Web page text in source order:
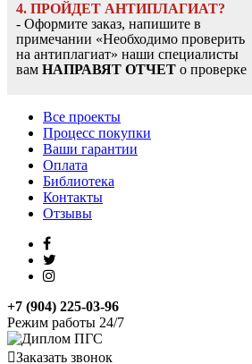
4. ПРОЙДЕТ АНТИПЛАГИАТ?
- Оформите заказ, напишите в
примечании «Необходимо проверить
на антиплагиат» наши специалисты
вам НАПРАВЯТ ОТЧЕТ о проверке
Все проекты
Процесс покупки
Ваши гарантии
Оплата
Библиотека
Контакты
Отзывы
+7 (904) 225-03-96
Режим работы 24/7
Заказать звонок